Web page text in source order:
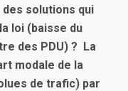
solutions qui
loi (baisse du
des PDU) ? La
modale de la
de trafic) par